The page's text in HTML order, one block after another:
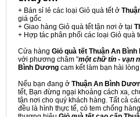
+ Bán sỉ lẻ các loại Giỏ quà tết ở
giá gốc
+ Giao hàng Giỏ quà tết tận nơi ở tại
+ Hợp tác phân phối các loại Giỏ quà
Cửa hàng Giỏ quà tết Thuận An
với phương châm "một chữ tín - vạn
Bình Dương cam kết làm bạn hài
Nếu bạn đang ở Thuận An Bình
tết, Bạn đừng ngại khoảng cách xa,
tận nơi cho quý khách hàng. Tất cả
đều là hình thực tế, có tem chống